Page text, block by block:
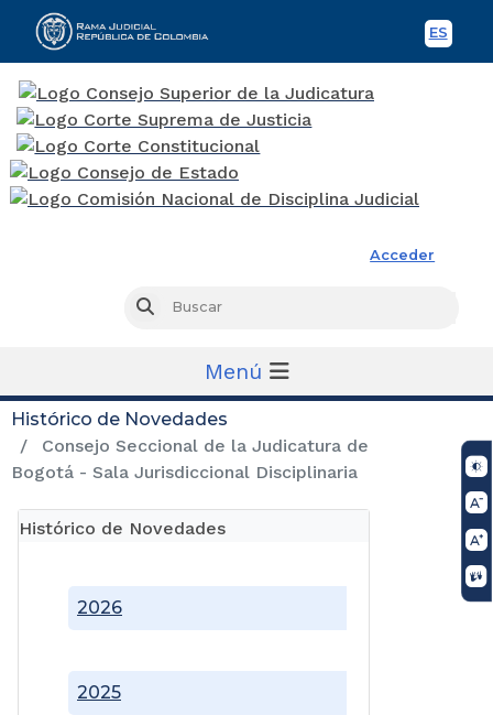
ES
Acceder
Buscar
Menú
Histórico de Novedades
Consejo Seccional de la Judicatura de
Bogotá - Sala Jurisdiccional Disciplinaria
Histórico de Novedades
2025
2026